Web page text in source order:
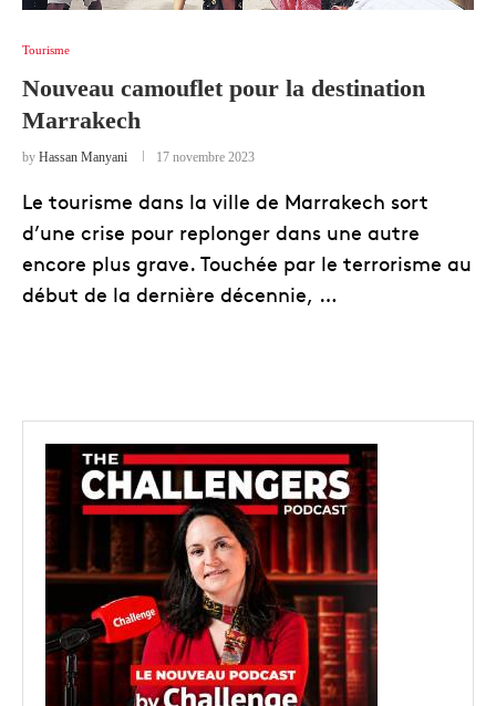
Tourisme
Nouveau camouflet pour la destination
Marrakech
by Hassan Manyani 17 novembre 2023
Le tourisme dans la ville de Marrakech sort
d’une crise pour replonger dans une autre
encore plus grave. Touchée par le terrorisme au
début de la dernière décennie, …